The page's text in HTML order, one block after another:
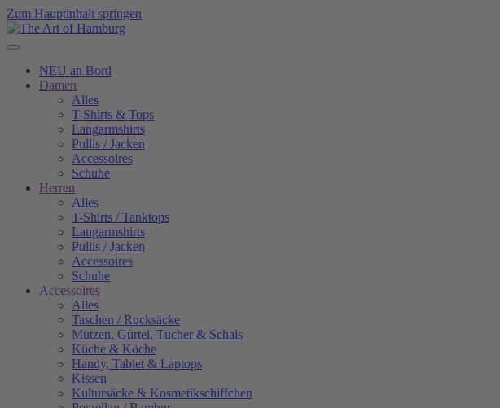
Zum Hauptinhalt springen
NEU an Bord
Damen
Alles
T-Shirts & Tops
Langarmshirts
Pullis / Jacken
Accessoires
Schuhe
Herren
Alles
T-Shirts / Tanktops
Langarmshirts
Pullis / Jacken
Accessoires
Schuhe
Accessoires
Alles
Taschen / Rucksäcke
Mützen, Gürtel, Tücher & Schals
Küche & Köche
Handy, Tablet & Laptops
Kissen
Kultursäcke & Kosmetikschiffchen